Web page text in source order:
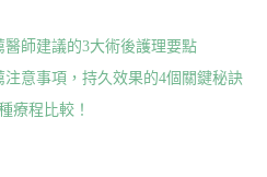
師建議的3大術後護理要點
意事項，持久效果的4個關鍵秘訣
療程比較！